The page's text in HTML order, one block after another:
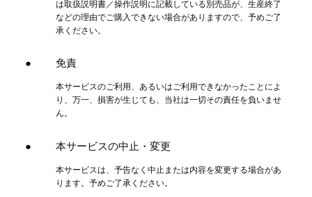
は取扱説明書／操作説明に記載している別売品が、生産終了
などの理由でご購入できない場合がありますので、予めご了
承ください。
免責
本サービスのご利用、あるいはご利用できなかったことによ
り、万一、損害が生じても、当社は一切その責任を負いませ
ん。
本サービスの中止・変更
本サービスは、予告なく中止または内容を変更する場合があ
ります。予めご了承ください。